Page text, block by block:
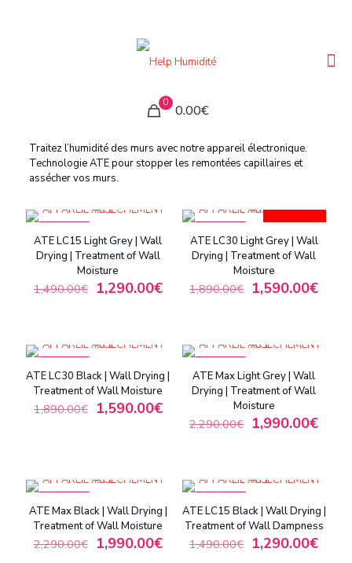
0 0.00€
Traitez l’humidité des murs avec notre appareil électronique.
Technologie ATE pour stopper les remontées capillaires et
assécher vos murs.
ATE LC15 Light Grey | Wall
Drying | Treatment of Wall
Moisture
1,490.00€ 1,290.00€
ATE LC30 Light Grey | Wall
Drying | Treatment of Wall
Moisture
1,890.00€ 1,590.00€
ATE LC30 Black | Wall Drying |
Treatment of Wall Moisture
1,890.00€ 1,590.00€
ATE Max Light Grey | Wall
Drying | Treatment of Wall
Moisture
2,290.00€ 1,990.00€
ATE Max Black | Wall Drying |
Treatment of Wall Moisture
2,290.00€ 1,990.00€
ATE LC15 Black | Wall Drying |
Treatment of Wall Dampness
1,490.00€ 1,290.00€